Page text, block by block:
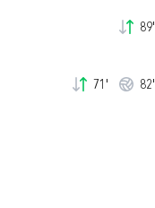
89'
71' 82'